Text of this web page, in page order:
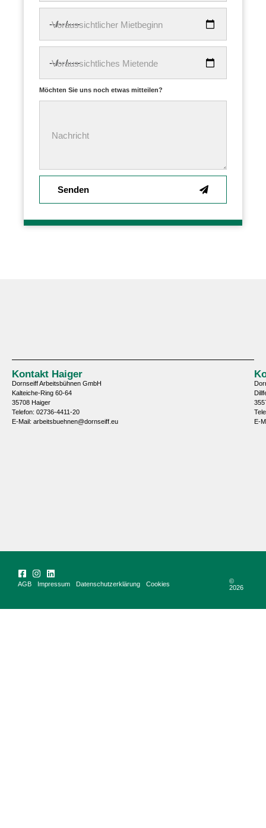
Voraussichtlicher Mietbeginn
Voraussichtliches Mietende
Möchten Sie uns noch etwas mitteilen?
Nachricht
Senden
Kontakt Haiger
Dornseiff Arbeitsbühnen GmbH
Kalteiche-Ring 60-64
35708 Haiger
Telefon: 02736-4411-20
E-Mail: arbeitsbuehnen@dornseiff.eu
E-
©
2026
AGB Impressum Datenschutzerklärung Cookies